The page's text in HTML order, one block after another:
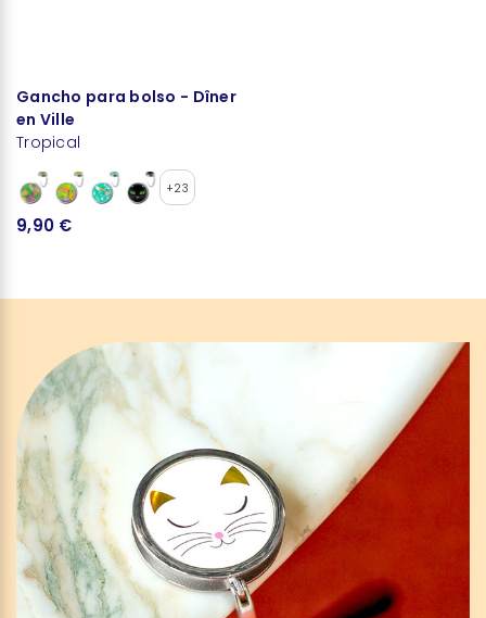
Gancho para bolso - Dîner
en Ville
Tropical
+23
9,90 €